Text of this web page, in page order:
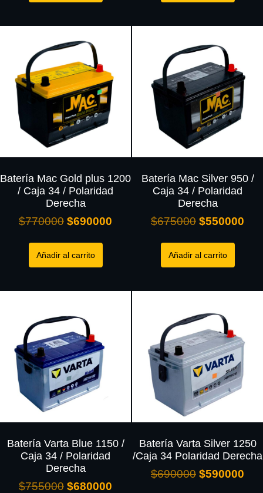
Batería Mac Gold plus 1200
/ Caja 34 / Polaridad
Derecha
$770000 $690000
Añadir al carrito
Batería Mac Silver 950 /
Caja 34 / Polaridad
Derecha
$675000 $550000
Añadir al carrito
Batería Varta Blue 1150 /
Caja 34 / Polaridad
Derecha
$755000 $680000
Batería Varta Silver 1250
/Caja 34 Polaridad Derecha
$690000 $590000